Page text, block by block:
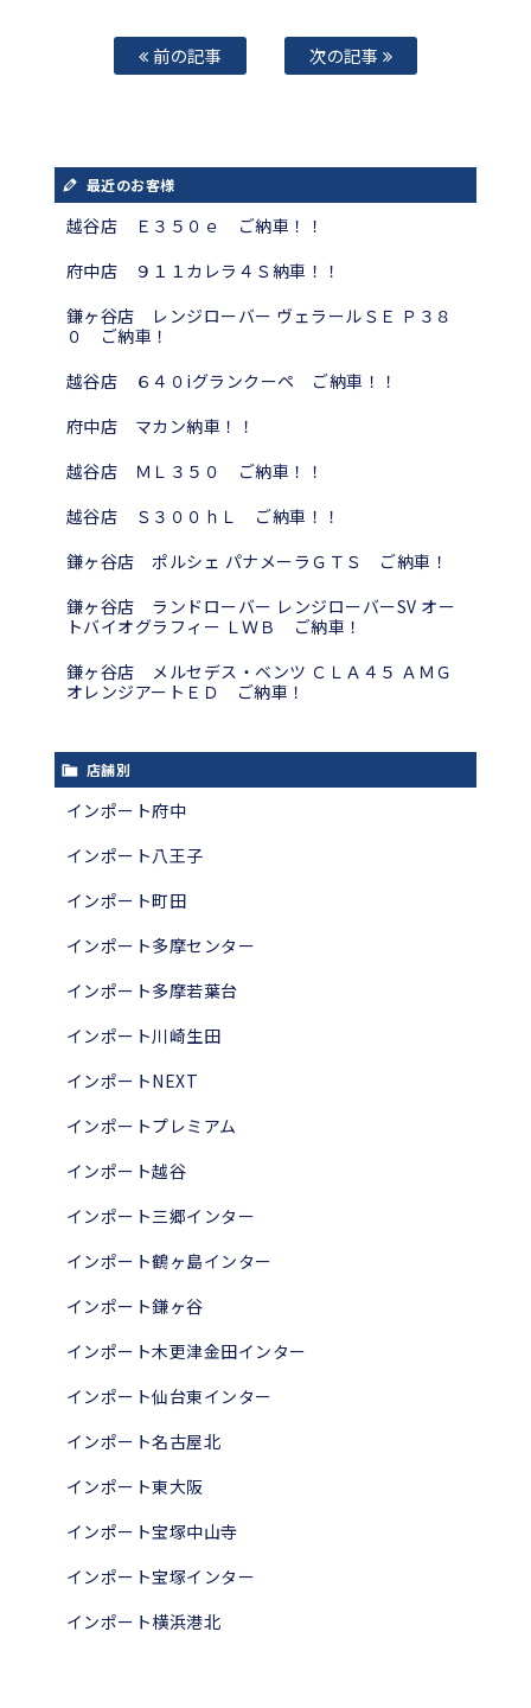
前の記事 次の記事
最近のお客様
越谷店 Ｅ３５０ｅ ご納車！！
府中店 ９１１カレラ４Ｓ納車！！
鎌ヶ谷店 レンジローバー ヴェラールＳＥ Ｐ３８
０ ご納車！
越谷店 ６４０iグランクーペ ご納車！！
府中店 マカン納車！！
越谷店 ＭＬ３５０ ご納車！！
越谷店 Ｓ３００ｈＬ ご納車！！
鎌ヶ谷店 ポルシェ パナメーラＧＴＳ ご納車！
鎌ヶ谷店 ランドローバー レンジローバーSV オー
トバイオグラフィー ＬＷＢ ご納車！
鎌ヶ谷店 メルセデス・ベンツ ＣＬＡ４５ ＡＭＧ
オレンジアートＥＤ ご納車！
店舗別
インポート府中
インポート八王子
インポート町田
インポート多摩センター
インポート多摩若葉台
インポート川崎生田
インポートNEXT
インポートプレミアム
インポート越谷
インポート三郷インター
インポート鶴ヶ島インター
インポート鎌ヶ谷
インポート木更津金田インター
インポート仙台東インター
インポート名古屋北
インポート東大阪
インポート宝塚中山寺
インポート宝塚インター
インポート横浜港北